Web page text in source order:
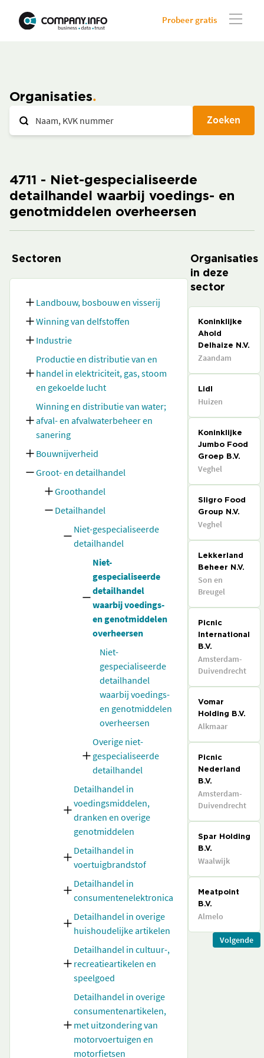
Probeer gratis
Organisaties
Zoeken
4711 - Niet-gespecialiseerde
detailhandel waarbij voedings- en
genotmiddelen overheersen
Sectoren
Landbouw, bosbouw en visserij
Winning van delfstoffen
Industrie
Productie en distributie van en
handel in elektriciteit, gas, stoom
en gekoelde lucht
Winning en distributie van water;
afval- en afvalwaterbeheer en
sanering
Bouwnijverheid
Groot- en detailhandel
Groothandel
Detailhandel
Niet-gespecialiseerde
detailhandel
Niet-
gespecialiseerde
detailhandel
waarbij voedings-
en genotmiddelen
overheersen
Niet-
gespecialiseerde
detailhandel
waarbij voedings-
en genotmiddelen
overheersen
Overige niet-
gespecialiseerde
detailhandel
Detailhandel in
voedingsmiddelen,
dranken en overige
genotmiddelen
Detailhandel in
voertuigbrandstof
Detailhandel in
consumentenelektronica
Detailhandel in overige
huishoudelijke artikelen
Detailhandel in cultuur-,
recreatieartikelen en
speelgoed
Detailhandel in overige
consumentenartikelen,
met uitzondering van
motorvoertuigen en
motorfietsen
Organisaties
in deze
sector
Koninklijke
Ahold
Delhaize N.V.
Zaandam
Lidl
Huizen
Koninklijke
Jumbo Food
Groep B.V.
Veghel
Sligro Food
Group N.V.
Veghel
Lekkerland
Beheer N.V.
Son en
Breugel
Picnic
International
B.V.
Amsterdam-
Duivendrecht
Vomar
Holding B.V.
Alkmaar
Picnic
Nederland
B.V.
Amsterdam-
Duivendrecht
Spar Holding
B.V.
Waalwijk
Meatpoint
B.V.
Almelo
Volgende